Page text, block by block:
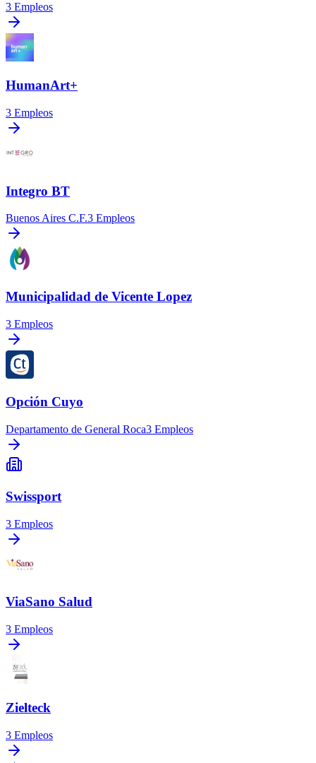
3 Empleos
HumanArt+
3 Empleos
Integro BT
Buenos Aires C.F.3 Empleos
Municipalidad de Vicente Lopez
3 Empleos
Opción Cuyo
Departamento de General Roca3 Empleos
Swissport
3 Empleos
ViaSano Salud
3 Empleos
Zielteck
3 Empleos